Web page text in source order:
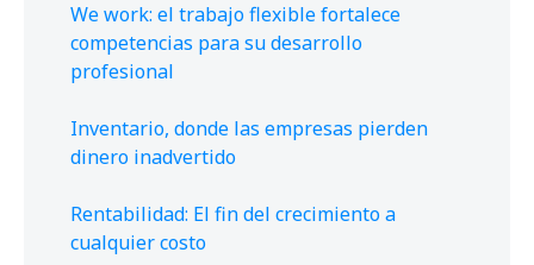
We work: el trabajo flexible fortalece
competencias para su desarrollo
profesional
Inventario, donde las empresas pierden
dinero inadvertido
Rentabilidad: El fin del crecimiento a
cualquier costo